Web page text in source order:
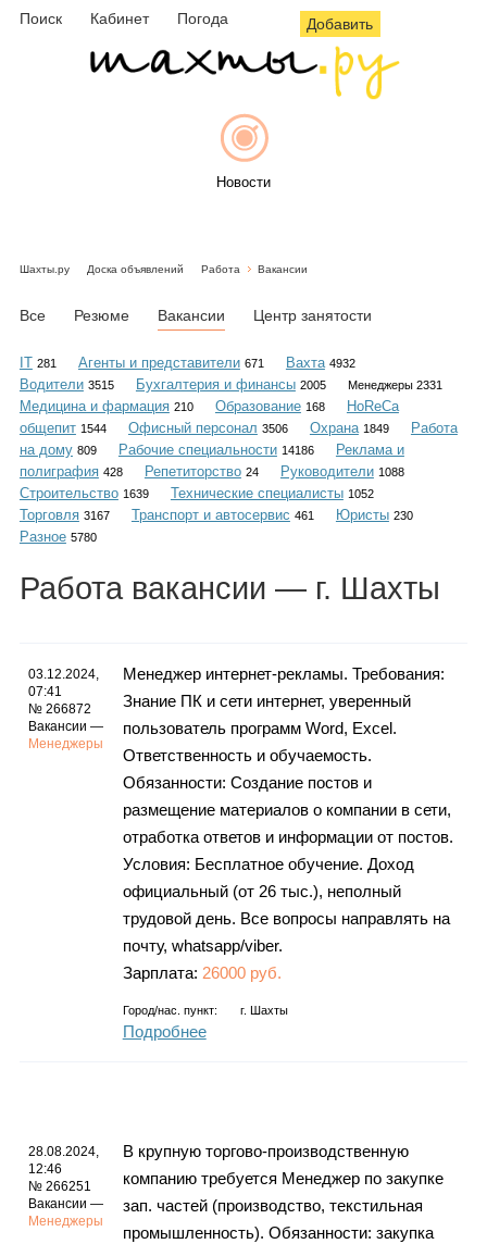
Поиск Кабинет Погода Добавить
Новости
Объявления
Каталог
Инфо
Гороскоп
Карты
Фотогалерея
Шахты.ру Доска объявлений Работа Вакансии
Все Резюме Вакансии Центр занятости
IT 281 Агенты и представители 671 Вахта 4932
Водители 3515 Бухгалтерия и финансы 2005 Менеджеры 2331
Медицина и фармация 210 Образование 168
HoReCa
общепит 1544 Офисный персонал 3506 Охрана 1849
Работа
на дому 809 Рабочие специальности 14186
Реклама и
полиграфия 428 Репетиторство 24 Руководители 1088
Строительство 1639 Технические специалисты 1052
Торговля 3167 Транспорт и автосервис 461 Юристы 230
Разное 5780
Работа вакансии — г. Шахты
03.12.2024,
07:41
№ 266872
Вакансии —
Менеджеры
Менеджер интернет-рекламы. Требования:
Знание ПК и сети интернет, уверенный
пользователь программ Word, Excel.
Ответственность и обучаемость.
Обязанности: Создание постов и
размещение материалов о компании в сети,
отработка ответов и информации от постов.
Условия: Бесплатное обучение. Доход
официальный (от 26 тыс.), неполный
трудовой день. Все вопросы направлять на
почту, whatsapp/viber.
Зарплата: 26000 руб.
Город/нас. пункт: г. Шахты
Подробнее
28.08.2024,
12:46
№ 266251
Вакансии —
Менеджеры
В крупную торгово-производственную
компанию требуется Менеджер по закупке
зап. частей (производство, текстильная
промышленность). Обязанности: закупка